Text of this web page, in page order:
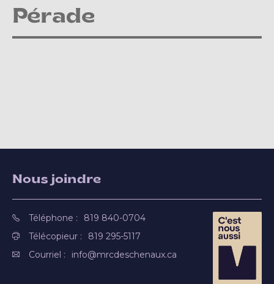
Pérade
Nous joindre
Téléphone :
819 840-0704
Télécopieur :
819 295-5117
Courriel :
info@mrcdeschenaux.ca